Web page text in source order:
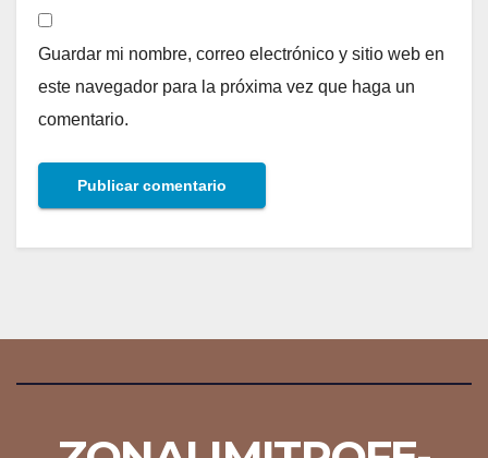
Guardar mi nombre, correo electrónico y sitio web en
este navegador para la próxima vez que haga un
comentario.